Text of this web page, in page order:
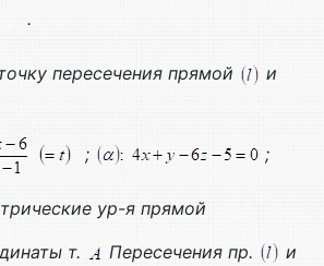
.
пересечения прямой
и
; ;
ур-я прямой
т.
Пересечения пр.
и